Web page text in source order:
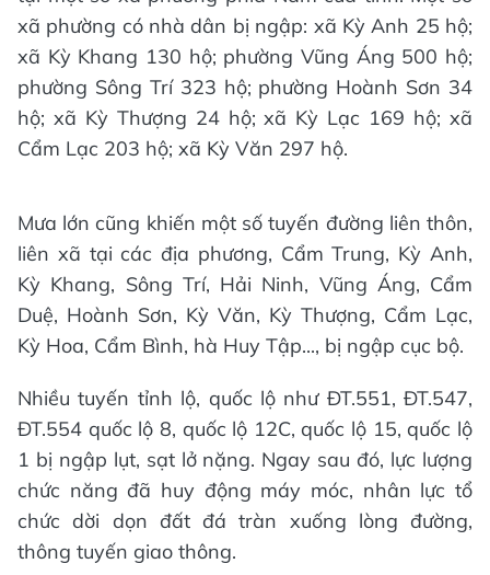
xã phường có nhà dân bị ngập: xã Kỳ Anh 25 hộ;
xã Kỳ Khang 130 hộ; phường Vũng Áng 500 hộ;
phường Sông Trí 323 hộ; phường Hoành Sơn 34
hộ; xã Kỳ Thượng 24 hộ; xã Kỳ Lạc 169 hộ; xã
Cẩm Lạc 203 hộ; xã Kỳ Văn 297 hộ.
Mưa lớn cũng khiến một số tuyến đường liên thôn,
liên xã tại các địa phương, Cẩm Trung, Kỳ Anh,
Kỳ Khang, Sông Trí, Hải Ninh, Vũng Áng, Cẩm
Duệ, Hoành Sơn, Kỳ Văn, Kỳ Thượng, Cẩm Lạc,
Kỳ Hoa, Cẩm Bình, hà Huy Tập..., bị ngập cục bộ.
Nhiều tuyến tỉnh lộ, quốc lộ như ĐT.551, ĐT.547,
ĐT.554 quốc lộ 8, quốc lộ 12C, quốc lộ 15, quốc lộ
1 bị ngập lụt, sạt lở nặng. Ngay sau đó, lực lượng
chức năng đã huy động máy móc, nhân lực tổ
chức dời dọn đất đá tràn xuống lòng đường,
thông tuyến giao thông.